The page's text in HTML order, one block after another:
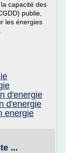
capacité des
publie,
les énergies
d'energie
d'energie
energie
...